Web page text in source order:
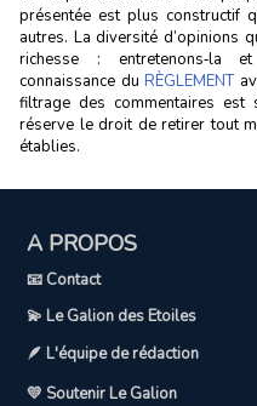
présentée est plus constructif
autres. La diversité d’opinions
richesse : entretenons‑la
connaissance du RÈGLEMENT
filtrage des commentaires
réserve le droit de retirer tout
établies.
A PROPOS
📧 Contact
💫 Le Galion des Etoiles
🪶 L'équipe de rédaction
💛 Soutenir Le Galion